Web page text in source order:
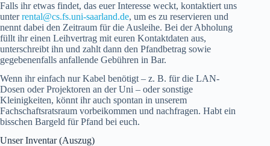
Falls ihr etwas findet, das euer Interesse weckt, kontaktiert uns
unterrental@cs.fs.uni-saarland.de, um es zu reservieren und
nennt dabei den Zeitraum für die Ausleihe. Bei der Abholung
füllt ihr einen Leihvertrag mit euren Kontaktdaten aus,
unterschreibt ihn und zahlt dann den Pfandbetrag sowie
gegebenenfalls anfallende Gebühren in Bar.
Wenn ihr einfach nur Kabel benötigt – z. B. für die LAN-
Dosen oder Projektoren an der Uni – oder sonstige
Kleinigkeiten, könnt ihr auch spontan in unserem
Fachschaftsratsraum vorbeikommen und nachfragen. Habt ein
bisschen Bargeld für Pfand bei euch.
Unser Inventar (Auszug)